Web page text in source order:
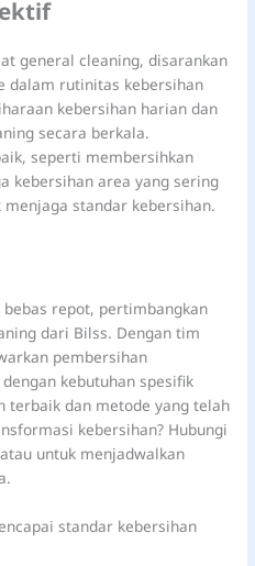
general cleaning, disarankan
dalam rutinitas kebersihan
kebersihan harian dan
secara berkala.
seperti membersihkan
kebersihan area yang sering
standar kebersihan.
repot, pertimbangkan
dari Bilss. Dengan tim
pembersihan
kebutuhan spesifik
terbaik dan metode yang telah
kebersihan? Hubungi
untuk menjadwalkan
standar kebersihan